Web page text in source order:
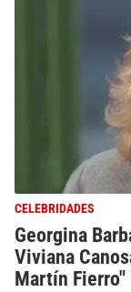
CELEBRIDADES
Georgina
Viviana
Martín Fierro"